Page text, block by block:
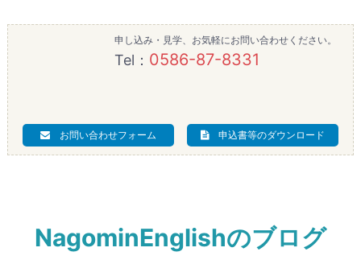
申し込み・見学、お気軽にお問い合わせください。
Tel： 0586-87-8331
お問い合わせフォーム 申込書等のダウンロード
NagominEnglishのブログ